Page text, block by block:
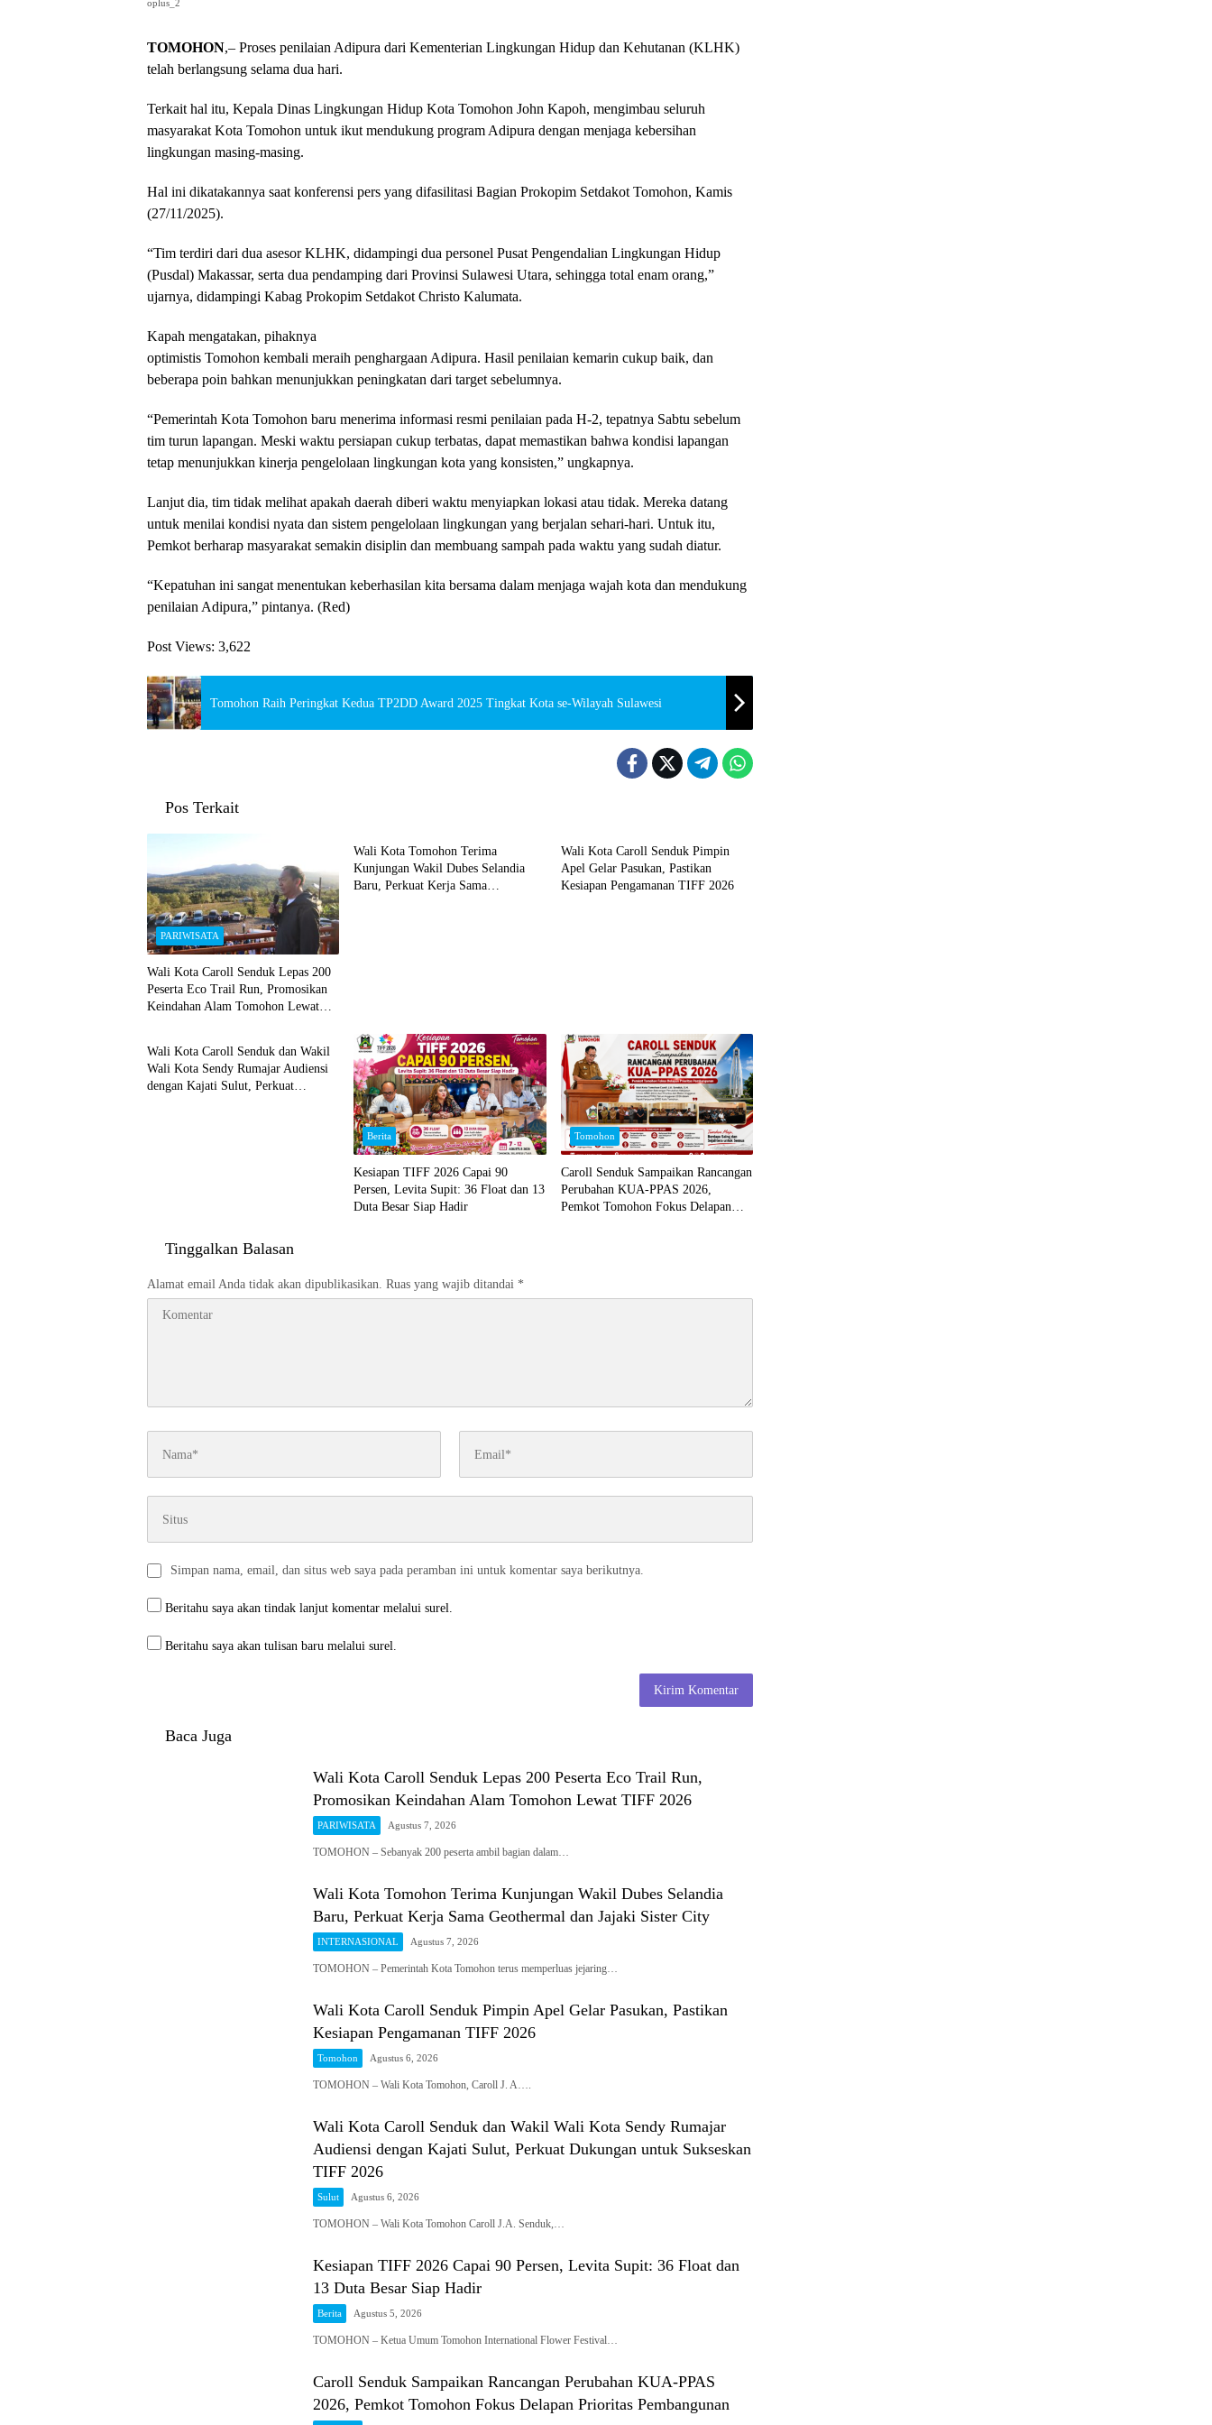
oplus_2
TOMOHON,– Proses penilaian Adipura dari Kementerian Lingkungan Hidup dan Kehutanan (KLHK)
telah berlangsung selama dua hari.
Terkait hal itu, Kepala Dinas Lingkungan Hidup Kota Tomohon John Kapoh, mengimbau seluruh
masyarakat Kota Tomohon untuk ikut mendukung program Adipura dengan menjaga kebersihan
lingkungan masing-masing.
Hal ini dikatakannya saat konferensi pers yang difasilitasi Bagian Prokopim Setdakot Tomohon, Kamis
(27/11/2025).
“Tim terdiri dari dua asesor KLHK, didampingi dua personel Pusat Pengendalian Lingkungan Hidup
(Pusdal) Makassar, serta dua pendamping dari Provinsi Sulawesi Utara, sehingga total enam orang,”
ujarnya, didampingi Kabag Prokopim Setdakot Christo Kalumata.
Kapah mengatakan, pihaknya
optimistis Tomohon kembali meraih penghargaan Adipura. Hasil penilaian kemarin cukup baik, dan
beberapa poin bahkan menunjukkan peningkatan dari target sebelumnya.
“Pemerintah Kota Tomohon baru menerima informasi resmi penilaian pada H-2, tepatnya Sabtu sebelum
tim turun lapangan. Meski waktu persiapan cukup terbatas, dapat memastikan bahwa kondisi lapangan
tetap menunjukkan kinerja pengelolaan lingkungan kota yang konsisten,” ungkapnya.
Lanjut dia, tim tidak melihat apakah daerah diberi waktu menyiapkan lokasi atau tidak. Mereka datang
untuk menilai kondisi nyata dan sistem pengelolaan lingkungan yang berjalan sehari-hari. Untuk itu,
Pemkot berharap masyarakat semakin disiplin dan membuang sampah pada waktu yang sudah diatur.
“Kepatuhan ini sangat menentukan keberhasilan kita bersama dalam menjaga wajah kota dan mendukung
penilaian Adipura,” pintanya. (Red)
Post Views: 3,622
Tomohon Raih Peringkat Kedua TP2DD Award 2025 Tingkat Kota se-Wilayah Sulawesi
Pos Terkait
PARIWISATA
Wali Kota Caroll Senduk Lepas 200
Peserta Eco Trail Run, Promosikan
Keindahan Alam Tomohon Lewat
Wali Kota Tomohon Terima
Kunjungan Wakil Dubes Selandia
Baru, Perkuat Kerja Sama
Wali Kota Caroll Senduk Pimpin
Apel Gelar Pasukan, Pastikan
Kesiapan Pengamanan TIFF 2026
Wali Kota Caroll Senduk dan Wakil
Wali Kota Sendy Rumajar Audiensi
dengan Kajati Sulut, Perkuat
Berita
Kesiapan TIFF 2026 Capai 90
Persen, Levita Supit: 36 Float dan 13
Duta Besar Siap Hadir
Tomohon
Caroll Senduk Sampaikan Rancangan
Perubahan KUA-PPAS 2026,
Pemkot Tomohon Fokus Delapan
Tinggalkan Balasan
Alamat email Anda tidak akan dipublikasikan. Ruas yang wajib ditandai *
Simpan nama, email, dan situs web saya pada peramban ini untuk komentar saya berikutnya.
Beritahu saya akan tindak lanjut komentar melalui surel.
Beritahu saya akan tulisan baru melalui surel.
Baca Juga
Wali Kota Caroll Senduk Lepas 200 Peserta Eco Trail Run,
Promosikan Keindahan Alam Tomohon Lewat TIFF 2026
PARIWISATA Agustus 7, 2026
TOMOHON – Sebanyak 200 peserta ambil bagian dalam…
Wali Kota Tomohon Terima Kunjungan Wakil Dubes Selandia
Baru, Perkuat Kerja Sama Geothermal dan Jajaki Sister City
INTERNASIONAL Agustus 7, 2026
TOMOHON – Pemerintah Kota Tomohon terus memperluas jejaring…
Wali Kota Caroll Senduk Pimpin Apel Gelar Pasukan, Pastikan
Kesiapan Pengamanan TIFF 2026
Tomohon Agustus 6, 2026
TOMOHON – Wali Kota Tomohon, Caroll J. A….
Wali Kota Caroll Senduk dan Wakil Wali Kota Sendy Rumajar
Audiensi dengan Kajati Sulut, Perkuat Dukungan untuk Sukseskan
TIFF 2026
Sulut Agustus 6, 2026
TOMOHON – Wali Kota Tomohon Caroll J.A. Senduk,…
Kesiapan TIFF 2026 Capai 90 Persen, Levita Supit: 36 Float dan
13 Duta Besar Siap Hadir
Berita Agustus 5, 2026
TOMOHON – Ketua Umum Tomohon International Flower Festival…
Caroll Senduk Sampaikan Rancangan Perubahan KUA-PPAS
2026, Pemkot Tomohon Fokus Delapan Prioritas Pembangunan